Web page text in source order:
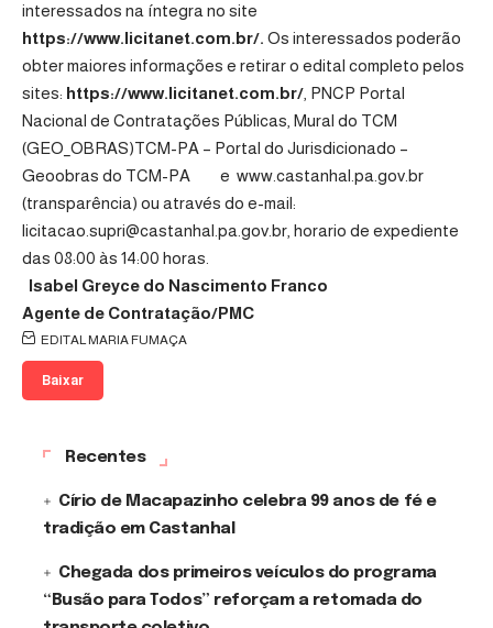
interessados na íntegra no site
https://www.licitanet.com.br/. Os interessados poderão
obter maiores informações e retirar o edital completo pelos
sites: https://www.licitanet.com.br/ , PNCP Portal
Nacional de Contratações Públicas , Mural do TCM
(GEO_OBRAS)TCM-PA – Portal do Jurisdicionado –
Geoobras do TCM-PA e www.castanhal.pa.gov.br
(transparência) ou através do e-mail:
licitacao.supri@castanhal.pa.gov.br, horario de expediente
das 08:00 às 14:00 horas.
Isabel Greyce do Nascimento Franco
Agente de Contratação/PMC
EDITAL MARIA FUMAÇA
Baixar
Recentes
Círio de Macapazinho celebra 99 anos de fé e
tradição em Castanhal
Chegada dos primeiros veículos do programa
“Busão para Todos” reforçam a retomada do